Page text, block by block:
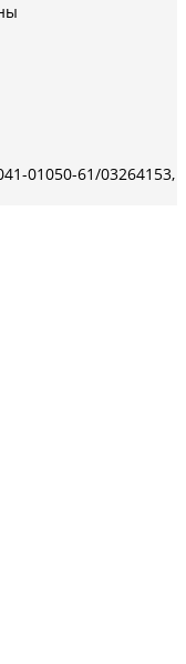
01050-61/03264153,